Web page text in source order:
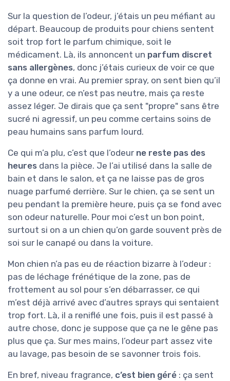
Sur la question de l’odeur, j’étais un peu méfiant au
départ. Beaucoup de produits pour chiens sentent
soit trop fort le parfum chimique, soit le
médicament. Là, ils annoncent un parfum discret
sans allergènes, donc j’étais curieux de voir ce que
ça donne en vrai. Au premier spray, on sent bien qu’il
y a une odeur, ce n’est pas neutre, mais ça reste
assez léger. Je dirais que ça sent "propre" sans être
sucré ni agressif, un peu comme certains soins de
peau humains sans parfum lourd.
Ce qui m’a plu, c’est que l’odeur ne reste pas des
heures dans la pièce. Je l’ai utilisé dans la salle de
bain et dans le salon, et ça ne laisse pas de gros
nuage parfumé derrière. Sur le chien, ça se sent un
peu pendant la première heure, puis ça se fond avec
son odeur naturelle. Pour moi c’est un bon point,
surtout si on a un chien qu’on garde souvent près de
soi sur le canapé ou dans la voiture.
Mon chien n’a pas eu de réaction bizarre à l’odeur :
pas de léchage frénétique de la zone, pas de
frottement au sol pour s’en débarrasser, ce qui
m’est déjà arrivé avec d’autres sprays qui sentaient
trop fort. Là, il a reniflé une fois, puis il est passé à
autre chose, donc je suppose que ça ne le gêne pas
plus que ça. Sur mes mains, l’odeur part assez vite
au lavage, pas besoin de se savonner trois fois.
En bref, niveau fragrance, c’est bien géré : ça sent